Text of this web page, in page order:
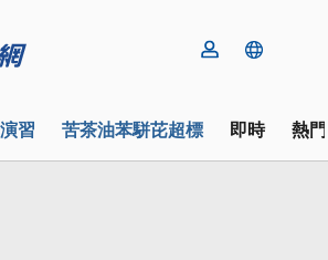
習 苦茶油苯駢芘超標 即時 熱